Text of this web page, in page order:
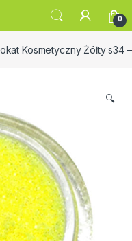
0
Kosmetyczny Żółty s34
🔍